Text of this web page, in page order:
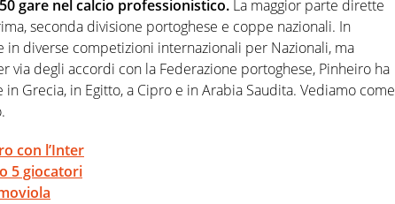
gare nel calcio professionistico. La maggior parte dirette
seconda divisione portoghese e coppe nazionali. In
in diverse competizioni internazionali per Nazionali, ma
via degli accordi con la Federazione portoghese, Pinheiro ha
Grecia, in Egitto, a Cipro e in Arabia Saudita. Vediamo come
con l’Inter
5 giocatori